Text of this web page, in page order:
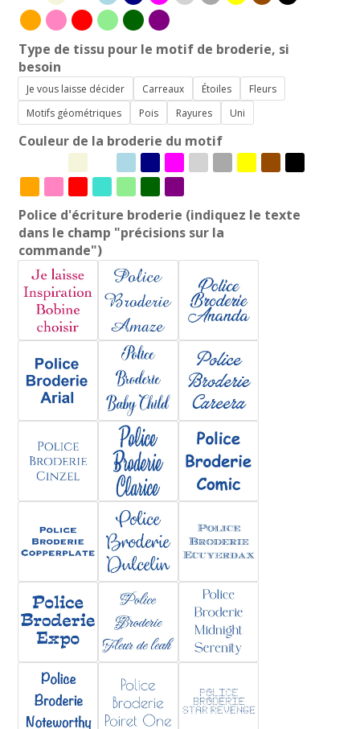
Type de tissu pour le motif de broderie, si
besoin
Je vous laisse décider Carreaux Étoiles
Fleurs
Motifs géométriques
Pois Rayures Uni
Couleur de la broderie du motif
Police d'écriture broderie (indiquez le texte
dans le champ "précisions sur la
commande")